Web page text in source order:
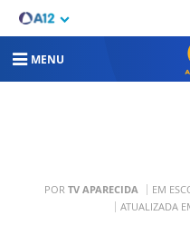
MENU
POR TV APARECIDA EM
ATUALIZADA